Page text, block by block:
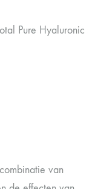
Pure Hyaluronic
van